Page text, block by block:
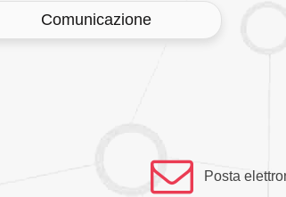
Comunicazione
Posta